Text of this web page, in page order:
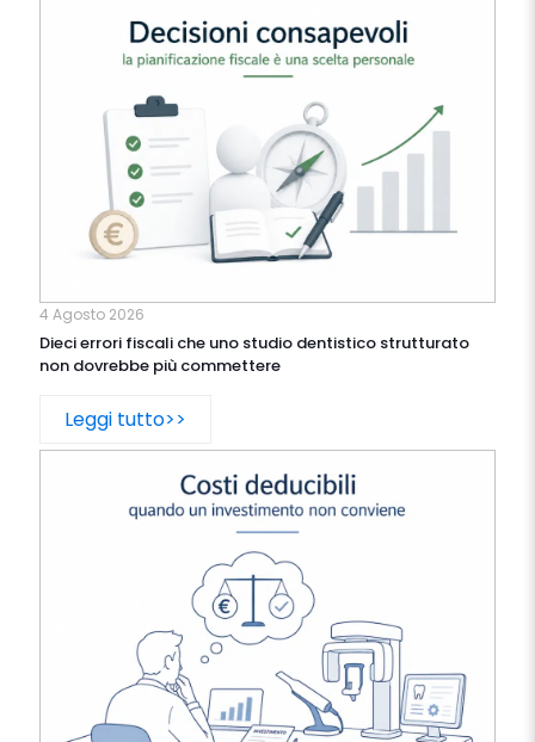
4 Agosto 2026
Dieci errori fiscali che uno studio dentistico strutturato
non dovrebbe più commettere
Leggi tutto>>